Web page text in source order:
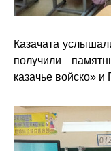
Казачата
получили
казачье войско»